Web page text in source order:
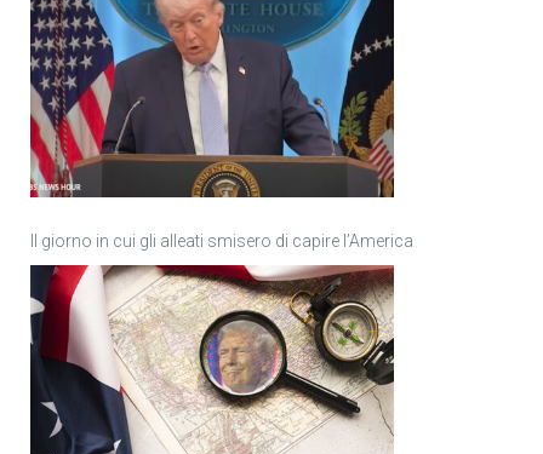
Il giorno in cui gli alleati smisero di capire l’America